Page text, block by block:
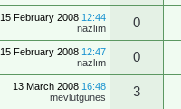
15 February 2008 12:44
nazlım
0
15 February 2008 12:47
nazlım
0
13 March 2008 16:48
mevlutgunes
3